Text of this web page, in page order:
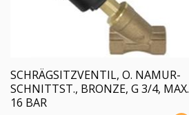
SCHRÄGSITZVENTIL, O. NAMUR-
SCHNITTST., BRONZE, G 3/4, MAX.
16 BAR